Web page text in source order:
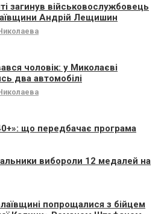
загинув військовослужбовець
Андрій Лещишин
чоловік: у Миколаєві
два автомобілі
що передбачає програма
вибороли 12 медалей на
попрощалися з бійцем